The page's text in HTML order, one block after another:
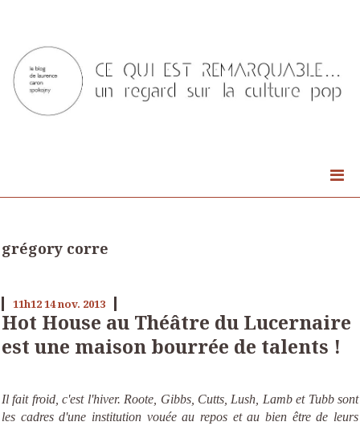
grégory corre
11h1214nov. 2013
Hot House au Théâtre du Lucernaire
est une maison bourrée de talents !
Il fait froid, c'est l'hiver. Roote, Gibbs, Cutts, Lush, Lamb et Tubb sont
les cadres d'une institution vouée au repos et au bien être de leurs